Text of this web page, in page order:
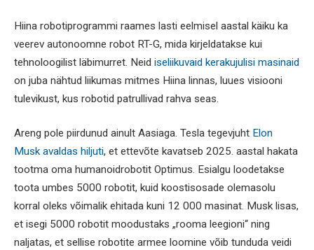
Hiina robotiprogrammi raames lasti eelmisel aastal käiku ka
veerev autonoomne robot RT-G, mida kirjeldatakse kui
tehnoloogilist läbimurret. Neid iseliikuvaid kerakujulisi masinaid
on juba nähtud liikumas mitmes Hiina linnas, luues visiooni
tulevikust, kus robotid patrullivad rahva seas.
Areng pole piirdunud ainult Aasiaga. Tesla tegevjuht Elon
Musk avaldas hiljuti, et ettevõte kavatseb 2025. aastal hakata
tootma oma humanoidrobotit Optimus. Esialgu loodetakse
toota umbes 5000 robotit, kuid koostisosade olemasolu
korral oleks võimalik ehitada kuni 12 000 masinat. Musk lisas,
et isegi 5000 robotit moodustaks „rooma leegioni“ ning
naljatas, et sellise robotite armee loomine võib tunduda veidi